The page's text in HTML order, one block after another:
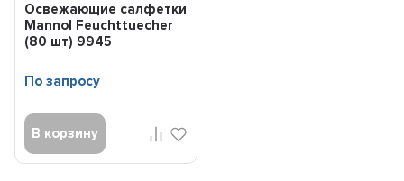
Освежающие салфетки
Mannol Feuchttuecher
(80 шт) 9945
По запросу
В корзину